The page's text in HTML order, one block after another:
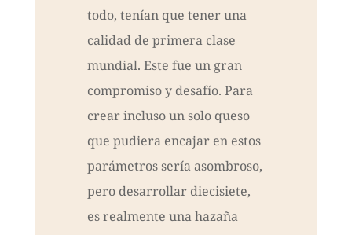
todo, tenían que tener una
calidad de primera clase
mundial. Este fue un gran
compromiso y desafío. Para
crear incluso un solo queso
que pudiera encajar en estos
parámetros sería asombroso,
pero desarrollar diecisiete,
es realmente una hazaña